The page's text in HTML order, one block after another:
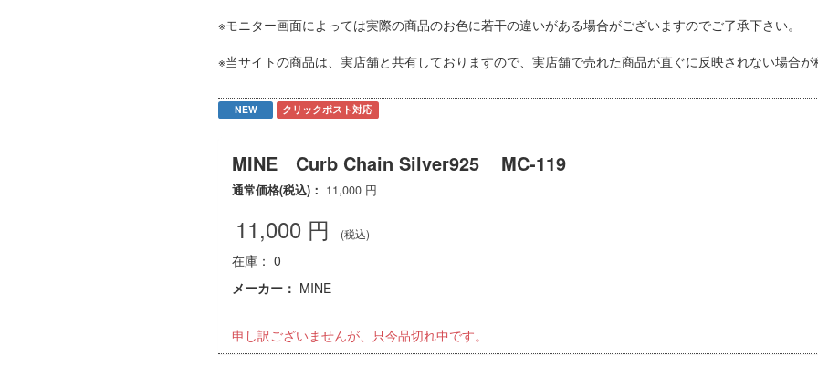
※モニター画面によっては実際の商品のお色に若干の違いがある場合がございますのでご了承下さい。
※当サイトの商品は、実店舗と共有しておりますので、実店舗で売れた商品が直ぐに反映されない場合
NEW クリックポスト対応
MINE Curb Chain Silver925 MC-119
通常価格(税込)： 11,000 円
11,000 円 (税込)
在庫： 0
メーカー： MINE
申し訳ございませんが、只今品切れ中です。